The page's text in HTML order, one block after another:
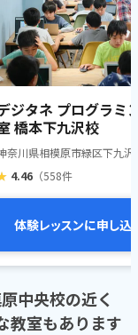
ズ富士見 201
ジタネ プログラミ
橋本下九沢校
奈川県相模原市緑区下九
4.46 （558件
体験レッスンに申し込
中央校の近く
教室もあります